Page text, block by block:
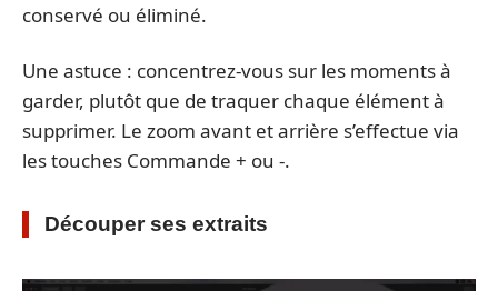
conservé ou éliminé.
Une astuce : concentrez-vous sur les moments à
garder, plutôt que de traquer chaque élément à
supprimer. Le zoom avant et arrière s’effectue via
les touches Commande + ou -.
Découper ses extraits